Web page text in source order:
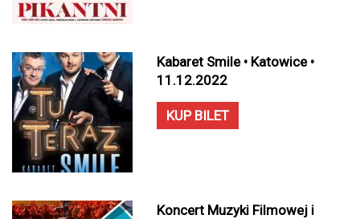
Kabaret Smile • Katowice •
11.12.2022
KUP BILET
Koncert Muzyki Filmowej i